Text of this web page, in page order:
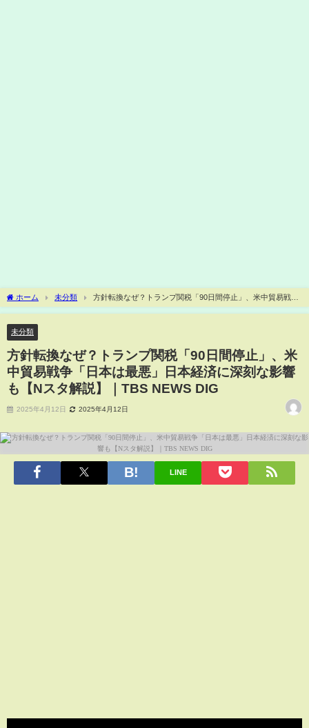
ホーム 未分類
方針転換なぜ？トランプ関税「90日間停止」、米中貿易戦争
「日本は最悪」日本経済に深刻な影響も【Nスタ解説】｜TBS NEWS DIG
未分類
方針転換なぜ？トランプ関税「90日間停止」、米
中貿易戦争「日本は最悪」日本経済に深刻な影響
も【Nスタ解説】｜TBS NEWS DIG
2025年4月12日 2025年4月12日
LINE